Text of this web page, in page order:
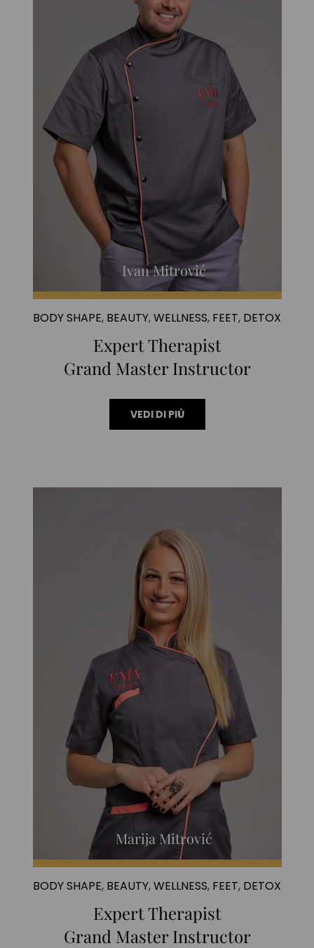
Ivan Mitrović
BODY SHAPE, BEAUTY,WELLNESS, FEET, DETOX
Expert Therapist
Grand Master Instructor
VEDI DI PIÙ
Marija Mitrović
BODY SHAPE, BEAUTY,WELLNESS, FEET, DETOX
Expert Therapist
Grand Master Instructor